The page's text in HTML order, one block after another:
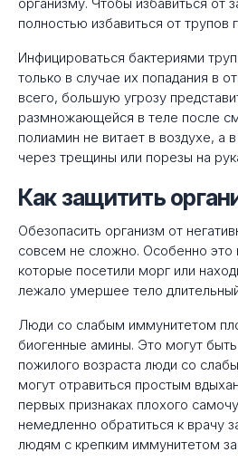
организму. Чтобы избавиться от
полностью избавиться от трупов
Инфицироваться бактериями
только в случае их попадания в
всего, большую угрозу
размножающейся в теле после
полиамин не витает в воздухе, а
через трещины или порезы на
Как защитить
Обезопасить организм от
совсем не сложно. Особенно это
которые посетили морг или
лежало умершее тело
Люди со слабым иммунитетом
биогенные амины. Это могут
пожилого возраста люди со
могут отравиться простым
первых признаках плохого
немедленно обратиться к
людям с крепким иммунитетом